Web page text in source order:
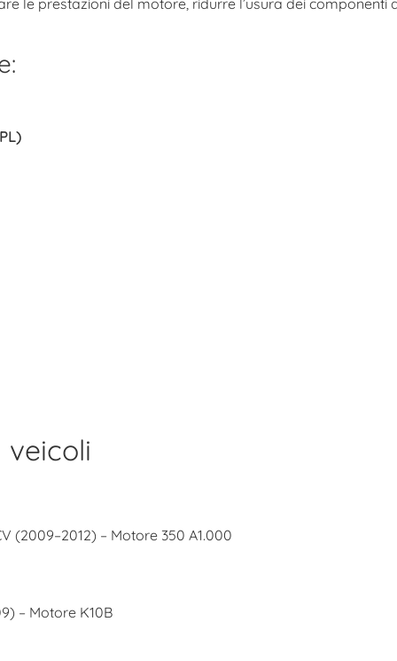
le prestazioni del motore, ridurre l’usura dei componenti
(2009–2012) – Motore 350 A1.000
– Motore K10B